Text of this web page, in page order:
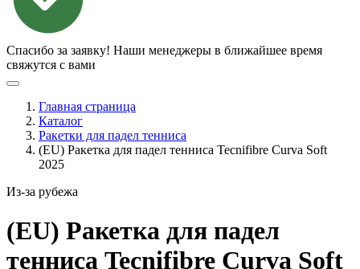
Спасибо за заявку! Наши менеджеры в ближайшее время
свяжутся с вами
Главная страница
Каталог
Ракетки для падел тенниса
(EU) Ракетка для падел тенниса Tecnifibre Curva Soft
2025
Из-за рубежа
(EU) Ракетка для падел
тенниса Tecnifibre Curva Soft